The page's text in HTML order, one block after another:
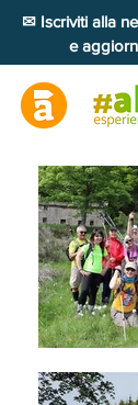
✉ Iscriviti alla
e